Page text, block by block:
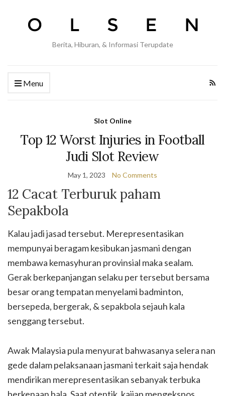
Berita, Hiburan, & Informasi Terupdate
Menu
Slot Online
Top 12 Worst Injuries in Football
Judi Slot Review
May 1, 2023 No Comments
12 Cacat Terburuk paham
Sepakbola
Kalau jadi jasad tersebut. Merepresentasikan
mempunyai beragam kesibukan jasmani dengan
membawa kemasyhuran provinsial maka sealam.
Gerak berkepanjangan selaku per tersebut bersama
besar orang tempatan menyelami badminton,
bersepeda, bergerak, & sepakbola sejauh kala
senggang tersebut.
Awak Malaysia pula menyurat bahwasanya selera nan
gede dalam pelaksanaan jasmani terkait saja hendak
mendirikan merepresentasikan sebanyak terbuka